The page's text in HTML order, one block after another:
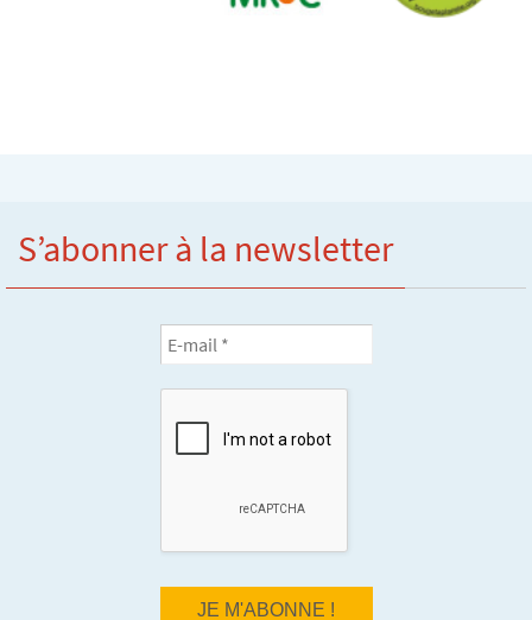
S’abonner à la newsletter